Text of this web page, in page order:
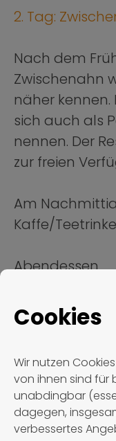
2. Tag:
Nach dem
Zwischenahn
näher
sich auch als
nennen. Der
zur freien
Am
Kaffe/
Abendessen.
3. Tag: Freizeit
Genießen Sie
Sie mit uns
Ostfriesichen
Cookies
Wir nutzen
von ihnen sind für
unabdingbar
dagegen,
verbessertes